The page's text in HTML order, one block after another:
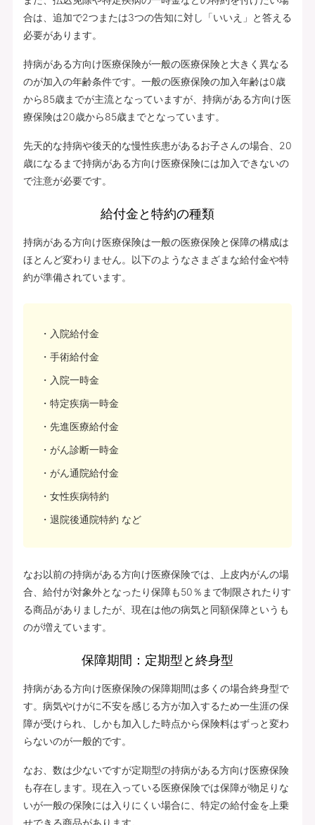
合は、追加で2つまたは3つの告知に対し「いいえ」と答える
必要があります。
持病がある方向け医療保険が一般の医療保険と大きく異なる
のが加入の年齢条件です。一般の医療保険の加入年齢は0歳
から85歳までが主流となっていますが、持病がある方向け医
療保険は20歳から85歳までとなっています。
先天的な持病や後天的な慢性疾患があるお子さんの場合、20
歳になるまで持病がある方向け医療保険には加入できないの
で注意が必要です。
給付金と特約の種類
持病がある方向け医療保険は一般の医療保険と保障の構成は
ほとんど変わりません。以下のようなさまざまな給付金や特
約が準備されています。
入院給付金
手術給付金
入院一時金
特定疾病一時金
先進医療給付金
がん診断一時金
がん通院給付金
女性疾病特約
退院後通院特約 など
なお以前の持病がある方向け医療保険では、上皮内がんの場
合、給付が対象外となったり保障も50％まで制限されたりす
る商品がありましたが、現在は他の病気と同額保障というも
のが増えています。
保障期間：定期型と終身型
持病がある方向け医療保険の保障期間は多くの場合終身型で
す。病気やけがに不安を感じる方が加入するため一生涯の保
障が受けられ、しかも加入した時点から保険料はずっと変わ
らないのが一般的です。
なお、数は少ないですが定期型の持病がある方向け医療保険
も存在します。現在入っている医療保険では保障が物足りな
いが一般の保険には入りにくい場合に、特定の給付金を上乗
せできる商品があります。